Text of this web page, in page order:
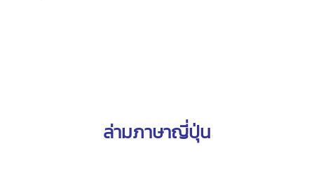
ล่ามภาษาญี่ปุ่น